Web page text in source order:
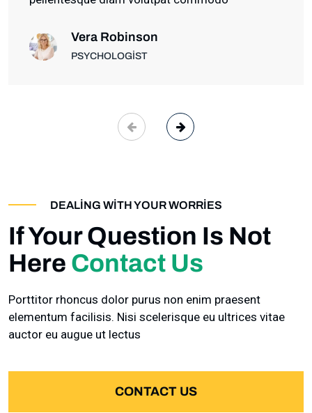
Vera Robinson
PSYCHOLOGIST
DEALING WITH YOUR WORRIES
If Your Question Is Not
Here Contact Us
Porttitor rhoncus dolor purus non enim praesent
elementum facilisis. Nisi scelerisque eu ultrices vitae
auctor eu augue ut lectus
CONTACT US